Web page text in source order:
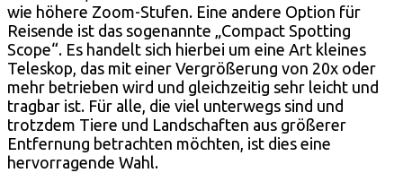
wie höhere Zoom-Stufen. Eine andere Option für
Reisende ist das sogenannte „Compact Spotting
Scope“. Es handelt sich hierbei um eine Art kleines
Teleskop, das mit einer Vergrößerung von 20x oder
mehr betrieben wird und gleichzeitig sehr leicht und
tragbar ist. Für alle, die viel unterwegs sind und
trotzdem Tiere und Landschaften aus größerer
Entfernung betrachten möchten, ist dies eine
hervorragende Wahl.